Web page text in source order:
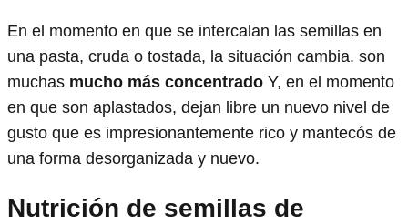
En el momento en que se intercalan las semillas en
una pasta, cruda o tostada, la situación cambia. son
muchas mucho más concentrado Y, en el momento
en que son aplastados, dejan libre un nuevo nivel de
gusto que es impresionantemente rico y mantecós de
una forma desorganizada y nuevo.
Nutrición de semillas de